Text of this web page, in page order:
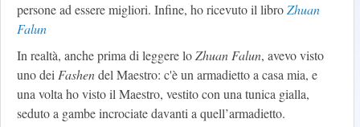
persone ad essere migliori. Infine, ho ricevuto il libroZhuan
Falun
In realtà, anche prima di leggere loZhuan Falun, avevo visto
uno deiFashendel Maestro: c'è un armadietto a casa mia, e
una volta ho visto il Maestro, vestito con una tunica gialla,
seduto a gambe incrociate davanti a quell’armadietto.